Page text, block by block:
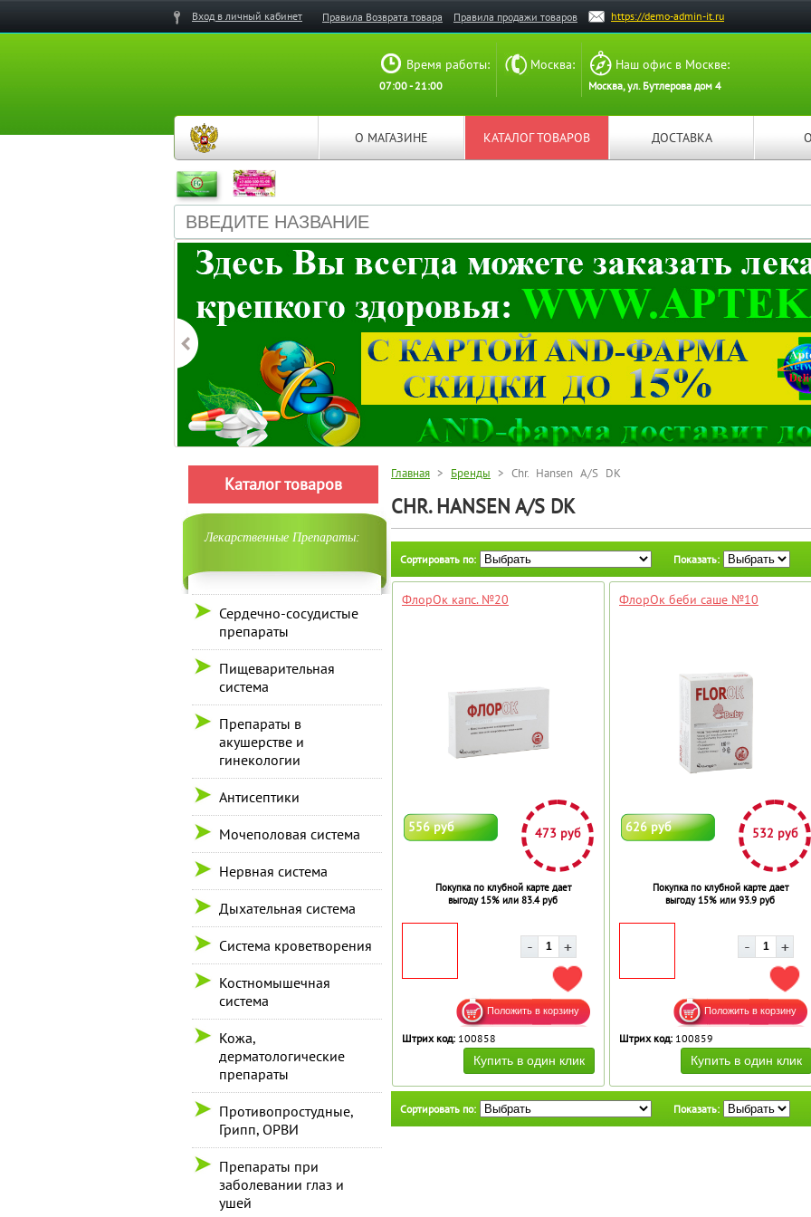
Вход в личный кабинет Правила Возврата товара Правила продажи товаров https://demo-admin-it.ru
Время работы:
07:00 - 21:00
Москва: Наш офис в Москве:
Москва, ул. Бутлерова дом 4
О МАГАЗИНЕ КАТАЛОГ ТОВАРОВ ДОСТАВКА
Каталог товаров
Лекарственные Препараты:
Сердечно-сосудистые
препараты
Пищеварительная
система
Препараты в
акушерстве и
гинекологии
Антисептики
Мочеполовая система
Нервная система
Дыхательная система
Система кроветворения
Костномышечная
система
Кожа,
дерматологические
препараты
Противопростудные,
Грипп, ОРВИ
Препараты при
заболевании глаз и
ушей
Главная > Бренды > Chr. Hansen A/S DK
CHR. HANSEN A/S DK
Сортировать по: Показать:
ФлорОк капс. №20
556 руб 473 руб
Покупка по клубной карте дает
выгоду 15% или 83.4 руб
ДОБАВИТЬ В ИЗБРАННОЕ
Штрих код: 100858
ФлорОк беби саше №10
626 руб 532 руб
Покупка по клубной карте дает
выгоду 15% или 93.9 руб
Штрих код: 100859
Сортировать по: Показать: